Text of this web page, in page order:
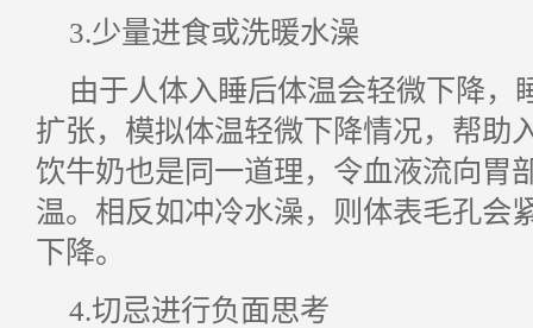
3.少量进食或洗暖水澡
由于人体入睡后体温会轻微下降，
扩张，模拟体温轻微下降情况，帮助
饮牛奶也是同一道理，令血液流向胃
温。相反如冲冷水澡，则体表毛孔会
下降。
4.切忌进行负面思考